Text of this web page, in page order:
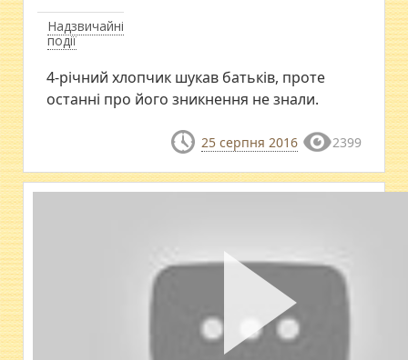
Надзвичайні
події
4-річний хлопчик шукав батьків, проте
останні про його зникнення не знали.
25 серпня 2016 2399